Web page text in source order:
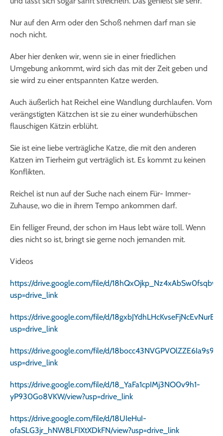
Nur auf den Arm oder den Schoß nehmen darf man sie
noch nicht.
Aber hier denken wir, wenn sie in einer friedlichen
Umgebung ankommt, wird sich das mit der Zeit geben und
sie wird zu einer entspannten Katze werden.
Auch äußerlich hat Reichel eine Wandlung durchlaufen. Vom
verängstigten Kätzchen ist sie zu einer wunderhübschen
flauschigen Kätzin erblüht.
Sie ist eine liebe verträgliche Katze, die mit den anderen
Katzen im Tierheim gut verträglich ist. Es kommt zu keinen
Konflikten.
Reichel ist nun auf der Suche nach einem Für- Immer-
Zuhause, wo die in ihrem Tempo ankommen darf.
Ein felliger Freund, der schon im Haus lebt wäre toll. Wenn
dies nicht so ist, bringt sie gerne noch jemanden mit.
Videos
https://drive.google.com/file/d/
usp=drive_link
https://drive.google.com/file/d/
usp=drive_link
https://drive.google.com/file/d/
usp=drive_link
https://drive.google.com/file/d/18_YaFa1cpIMj3NO0v9h1-
yP930Go8VKW/view?usp=drive_link
https://drive.google.com/file/d/18UIeHuI-
ofaSLG3jr_hNW8LFIXtXDkFN/view?usp=drive_link